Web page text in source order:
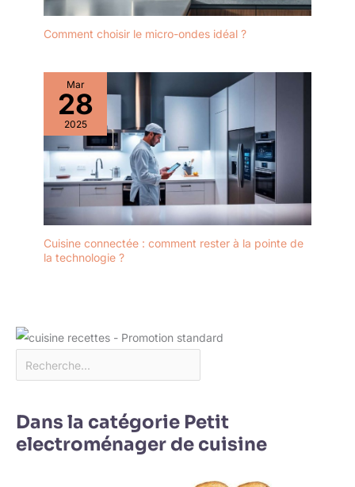
Comment choisir le micro-ondes idéal ?
Mar
28
2025
Cuisine connectée : comment rester à la pointe de
la technologie ?
Dans la catégorie Petit
electroménager de cuisine